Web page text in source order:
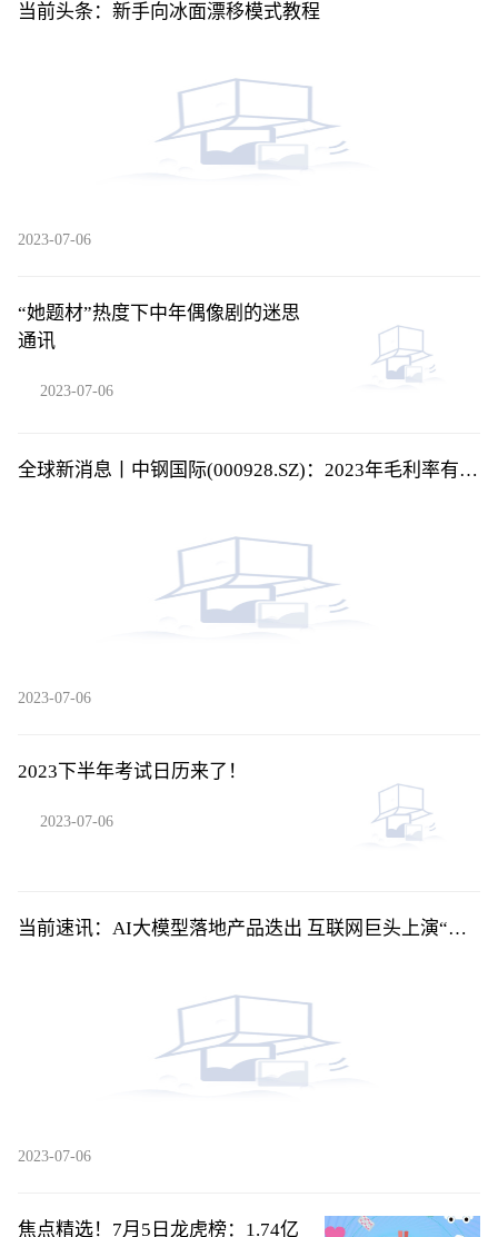
当前头条：新手向冰面漂移模式教程
2023-07-06
“她题材”热度下中年偶像剧的迷思
通讯
2023-07-06
全球新消息丨中钢国际(000928.SZ)：2023年毛利率有所
2023-07-06
2023下半年考试日历来了！
2023-07-06
当前速讯：AI大模型落地产品迭出 互联网巨头上演“速
2023-07-06
焦点精选！7月5日龙虎榜：1.74亿